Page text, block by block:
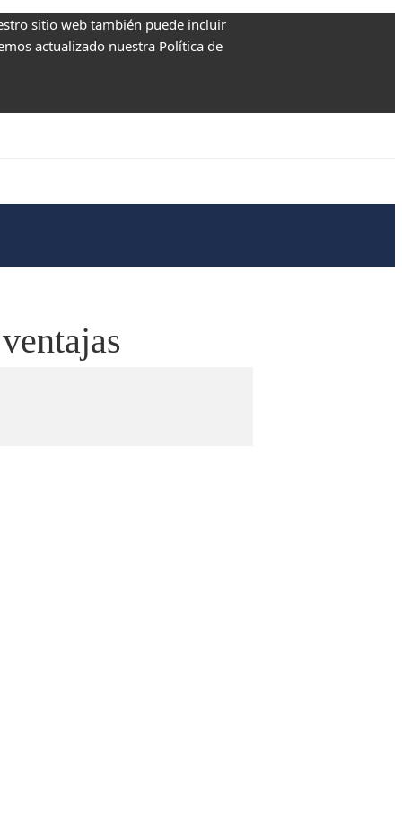
sitio web también puede incluir
actualizado nuestra Política de